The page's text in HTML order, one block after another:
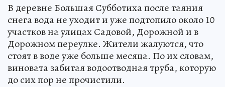
В деревне Большая Субботиха после таяния
снега вода не уходит и уже подтопило около 10
участков на улицах Садовой, Дорожной и в
Дорожном переулке. Жители жалуются, что
стоят в воде уже больше месяца. По их словам,
виновата забитая водоотводная труба, которую
до сих пор не прочистили.